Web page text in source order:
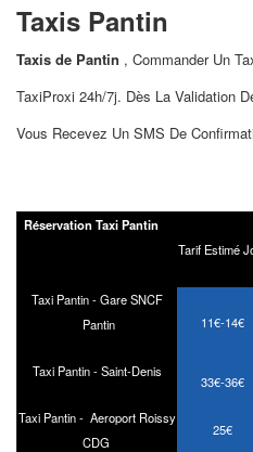
Taxis Pantin
Taxis de Pantin , Commander Un
TaxiProxi 24h/7j. Dès La Validation
Vous Recevez Un SMS De
Réservation Taxi Pantin
Tarif Estimé
Taxi Pantin - Gare SNCF
Pantin
11€-14€
Taxi Pantin - Saint-Denis
33€-36€
Taxi Pantin - Aeroport Roissy
CDG
25€